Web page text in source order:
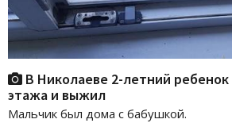
В Николаеве 2-летний ребенок
этажа и выжил
Мальчик был дома с бабушкой.